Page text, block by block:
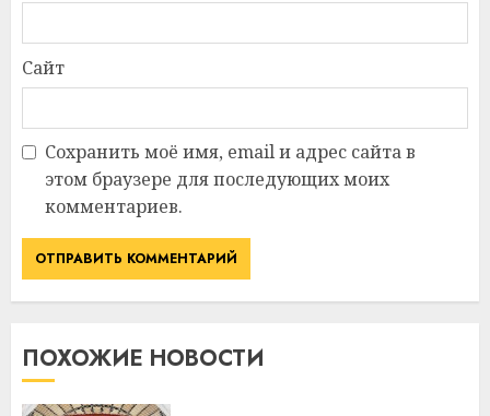
Сайт
Сохранить моё имя, email и адрес сайта в
этом браузере для последующих моих
комментариев.
ПОХОЖИЕ НОВОСТИ